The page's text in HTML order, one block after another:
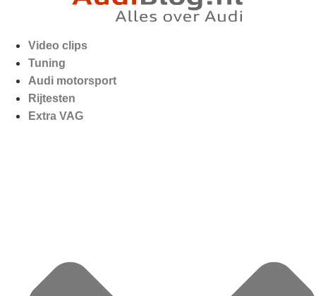
Video clips
Tuning
Audi motorsport
Rijtesten
Extra VAG